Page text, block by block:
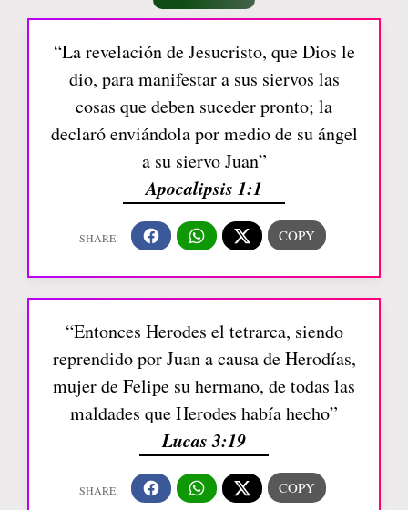
“La revelación de Jesucristo, que Dios le
dio, para manifestar a sus siervos las
cosas que deben suceder pronto; la
declaró enviándola por medio de su ángel
a su siervo Juan”
Apocalipsis 1:1
“Entonces Herodes el tetrarca, siendo
reprendido por Juan a causa de Herodías,
mujer de Felipe su hermano, de todas las
maldades que Herodes había hecho”
Lucas 3:19